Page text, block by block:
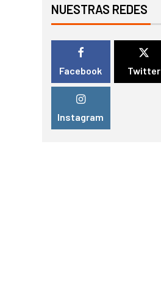
NUESTRAS REDES
Facebook Twitter
Instagram